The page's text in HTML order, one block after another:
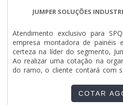
descartar empresas que não
despercebidos em outras
prejuízos futuros para os
e outras coisas mais são a
Soluções Industriais é uma
exploramos o segmento de
instalações elétricas. A
desenvolvimento no que gera
clientes.A EMPRESA
SEGMENTOApenas na
JUMPER SOLUÇÕES
Atendimento exclusivo para
empresa montadora de painéis
certeza na líder do segmento,
Ao realizar uma cotação na
do ramo, o cliente contará com
dúvidas.Quando o assunto é
elétricos, na Jumper Soluções
COTAR